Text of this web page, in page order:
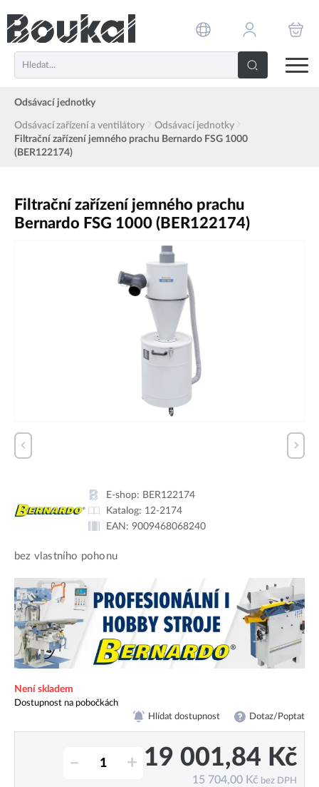
Odsávací jednotky
Odsávací zařízení a ventilátory
Odsávací jednotky
Filtrační zařízení jemného prachu Bernardo FSG 1000
(BER122174)
Filtrační zařízení jemného prachu
Bernardo FSG 1000 (BER122174)
E-shop: BER122174
Katalog: 12-2174
EAN: 9009468068240
bez vlastního pohonu
Není skladem
Dostupnost na pobočkách
Hlídat dostupnost Dotaz/Poptat
– + 19 001,84 Kč
15 704,00 Kč bez DPH